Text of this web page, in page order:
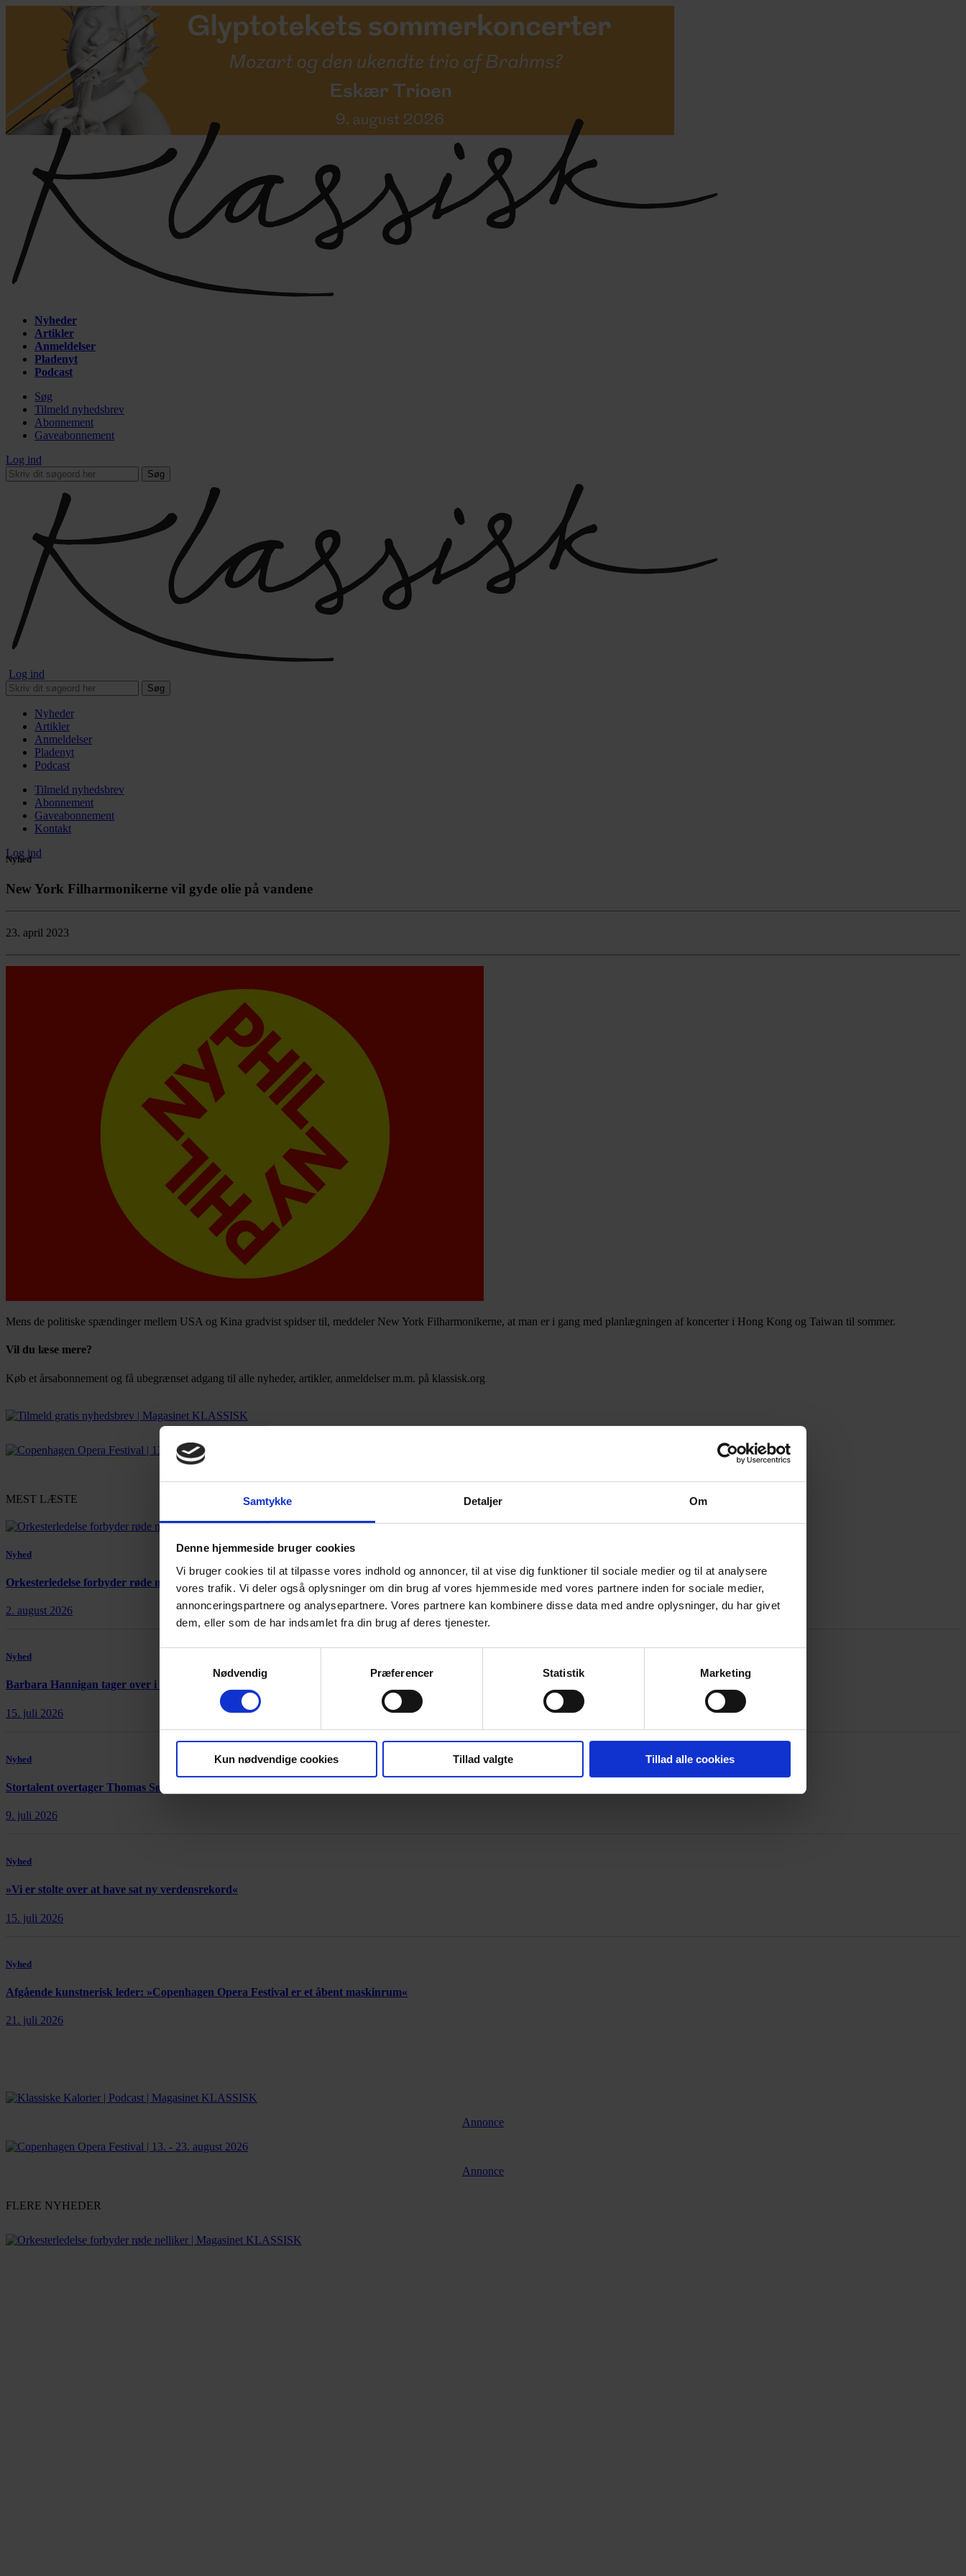
Samtykke Detaljer Om
Denne hjemmeside bruger cookies
Vi bruger cookies til at tilpasse vores indhold og annoncer, til at vise dig funktioner til sociale medier og til at analysere
vores trafik. Vi deler også oplysninger om din brug af vores hjemmeside med vores partnere inden for sociale medier,
annonceringspartnere og analysepartnere. Vores partnere kan kombinere disse data med andre oplysninger, du har givet
dem, eller som de har indsamlet fra din brug af deres tjenester.
Nødvendig
Præferencer Statistik Marketing
Kun nødvendige cookies Tillad valgte Tillad alle cookies
Nyheder
Artikler
Anmeldelser
Pladenyt
Podcast
Søg
Tilmeld nyhedsbrev
Abonnement
Gaveabonnement
Log ind
Søg
Log ind
Søg
Nyheder
Artikler
Anmeldelser
Pladenyt
Podcast
Tilmeld nyhedsbrev
Abonnement
Gaveabonnement
Kontakt
Log ind
Nyhed
New York Filharmonikerne vil gyde olie på vandene
23. april 2023
Mens de politiske spændinger mellem USA og Kina gradvist spidser til, meddeler New York Filharmonikerne, at man er i gang med planlægningen af koncerter i Hong Kong og Taiwan til sommer.
Vil du læse mere?
Køb et årsabonnement og få ubegrænset adgang til alle nyheder, artikler, anmeldelser m.m. på klassisk.org
MEST LÆSTE
Nyhed
Orkesterledelse forbyder røde nelliker
2. august 2026
Nyhed
Barbara Hannigan tager over i Reykjavík
15. juli 2026
Nyhed
Stortalent overtager Thomas Søndergårds orkester i Skotland
9. juli 2026
Nyhed
»Vi er stolte over at have sat ny verdensrekord«
15. juli 2026
Nyhed
Afgående kunstnerisk leder: »Copenhagen Opera Festival er et åbent maskinrum«
21. juli 2026
Annonce
Annonce
FLERE NYHEDER